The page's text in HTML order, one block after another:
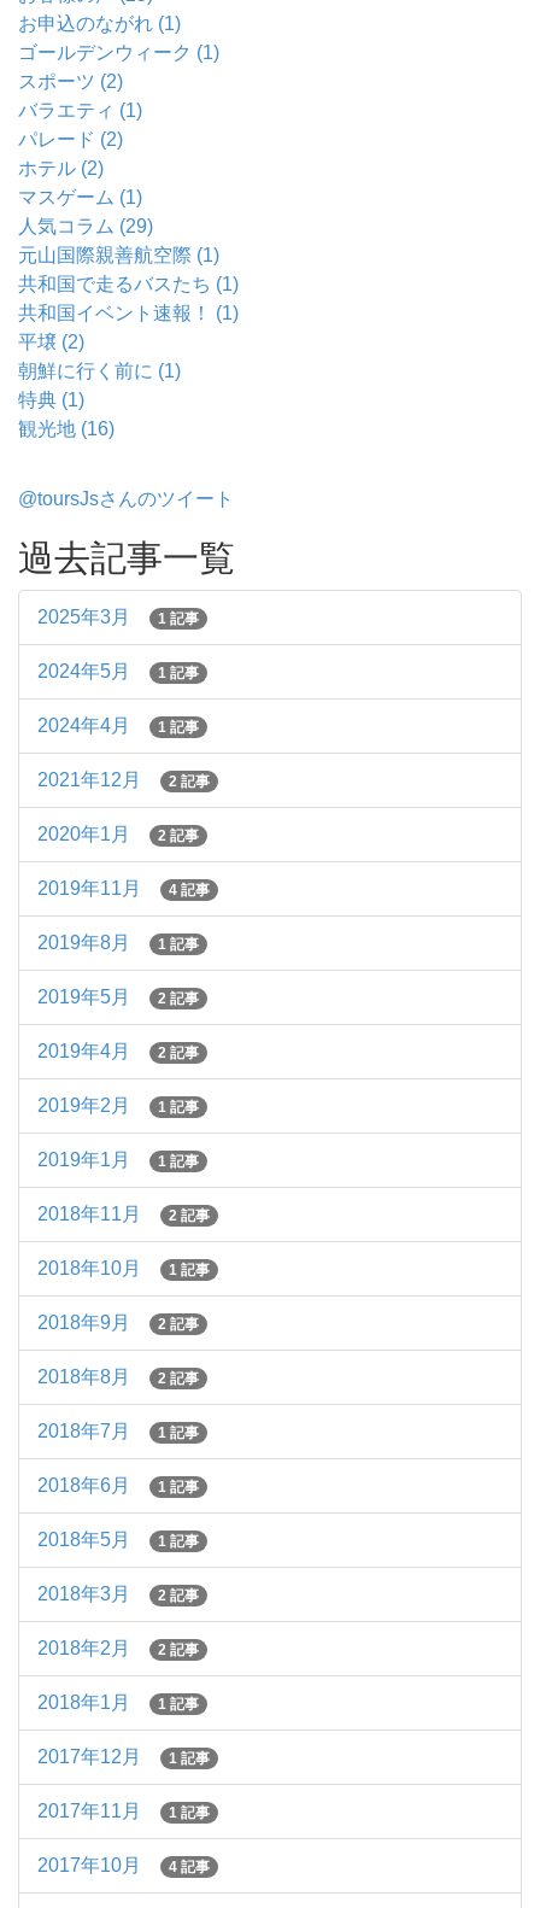
お申込のながれ (1)
ゴールデンウィーク (1)
スポーツ (2)
バラエティ (1)
パレード (2)
ホテル (2)
マスゲーム (1)
人気コラム (29)
元山国際親善航空際 (1)
共和国で走るバスたち (1)
共和国イベント速報！ (1)
平壌 (2)
朝鮮に行く前に (1)
特典 (1)
観光地 (16)
@toursJsさんのツイート
過去記事一覧
2025年3月 1 記事
2024年5月 1 記事
2024年4月 1 記事
2021年12月 2 記事
2020年1月 2 記事
2019年11月 4 記事
2019年8月 1 記事
2019年5月 2 記事
2019年4月 2 記事
2019年2月 1 記事
2019年1月 1 記事
2018年11月 2 記事
2018年10月 1 記事
2018年9月 2 記事
2018年8月 2 記事
2018年7月 1 記事
2018年6月 1 記事
2018年5月 1 記事
2018年3月 2 記事
2018年2月 2 記事
2018年1月 1 記事
2017年12月 1 記事
2017年11月 1 記事
2017年10月 4 記事